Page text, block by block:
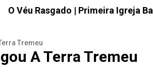
O Véu Rasgado | Primeira Igreja
Tremeu
A Terra Tremeu